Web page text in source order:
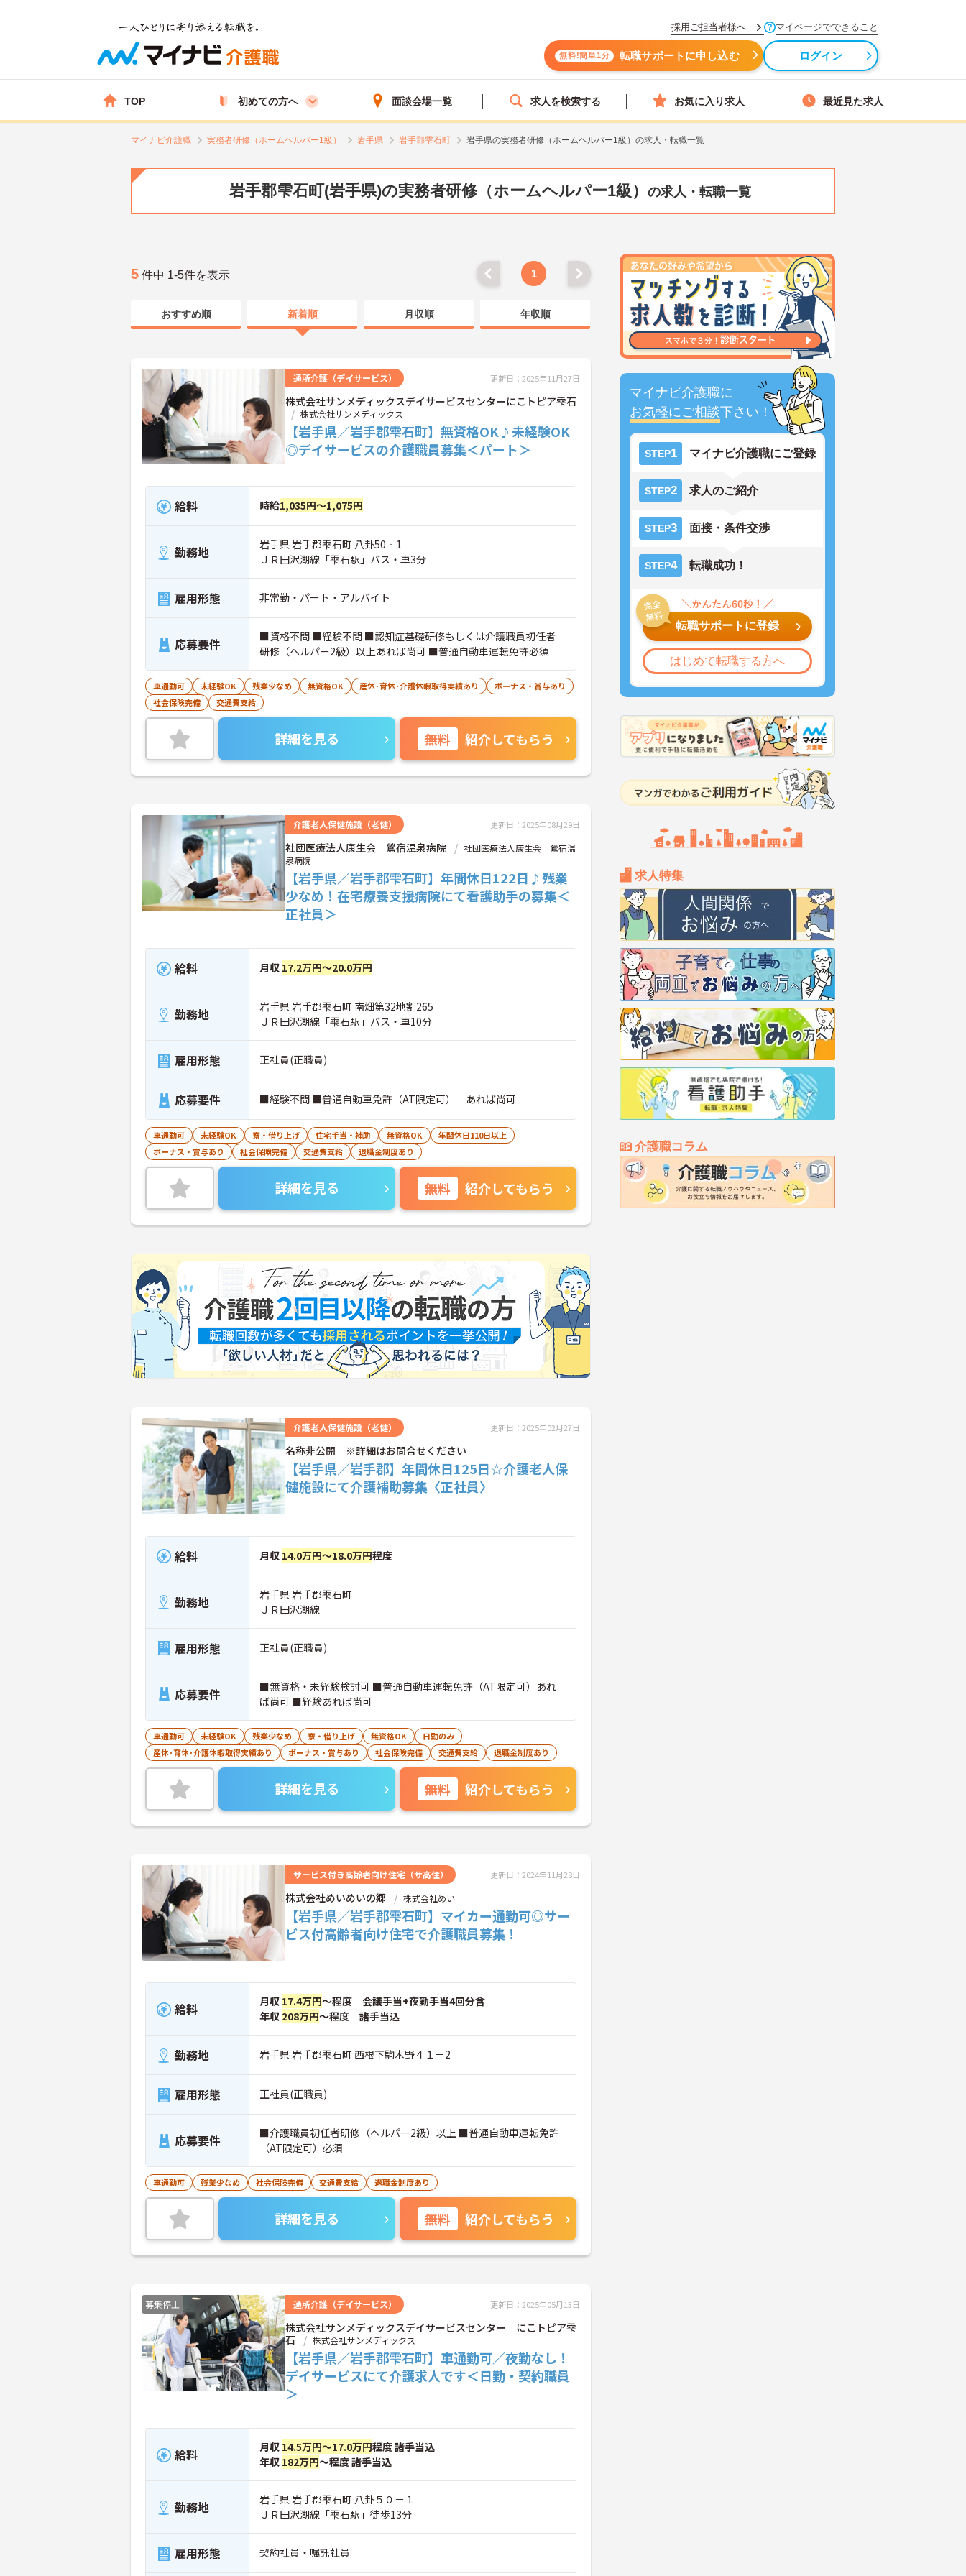
採用ご担当者様へ マイページでできること
無料!簡単1分 転職サポートに申し込む ログイン
TOP 初めての方へ 面談会場一覧 求人を検索する お気に入り求人 最近見た求人
マイナビ介護職 実務者研修（ホームヘルパー1級） 岩手県 岩手郡雫石町 岩手県の実務者研修（ホームヘルパー1級）の求人・転職一覧
岩手郡雫石町(岩手県)の実務者研修（ホームヘルパー1級） の求人・転職一覧
マイナビ介護職に
お気軽にご相談下さい！
STEP1 マイナビ介護職にご登録
STEP2 求人のご紹介
STEP3 面接・条件交渉
STEP4 転職成功！
転職サポートに登録
はじめて転職する方へ
求人特集
介護職コラム
5 件中 1-5件を表示 1
おすすめ順 新着順 月収順 年収順
通所介護（デイサービス） 更新日：2025年11月27日
株式会社サンメディックスデイサービスセンターにこトピア雫石
株式会社サンメディックス
【岩手県／岩手郡雫石町】無資格OK♪未経験OK
◎デイサービスの介護職員募集＜パート＞
給料 時給1,035円～1,075円
勤務地
岩手県 岩手郡雫石町 八卦50‐1
ＪＲ田沢湖線「雫石駅」バス・車3分
雇用形態 非常勤・パート・アルバイト
応募要件
■資格不問 ■経験不問 ■認知症基礎研修もしくは介護職員初任者
研修（ヘルパー2級）以上あれば尚可 ■普通自動車運転免許必須
車通勤可 未経験OK 残業少なめ 無資格OK 産休･育休･介護休暇取得実績あり
ボーナス・賞与あり
社会保険完備
交通費支給
詳細を見る 無料 紹介してもらう
介護老人保健施設（老健） 更新日：2025年08月29日
社団医療法人康生会 鶯宿温泉病院
社団医療法人康生会 鶯宿温
泉病院
【岩手県／岩手郡雫石町】年間休日122日♪残業
少なめ！在宅療養支援病院にて看護助手の募集＜
正社員＞
給料 月収 17.2万円～20.0万円
勤務地
岩手県 岩手郡雫石町 南畑第32地割265
ＪＲ田沢湖線「雫石駅」バス・車10分
雇用形態 正社員(正職員)
応募要件 ■経験不問 ■普通自動車免許（AT限定可） あれば尚可
車通勤可 未経験OK 寮・借り上げ 住宅手当・補助 無資格OK
年間休日110日以上
ボーナス・賞与あり
社会保険完備 交通費支給 退職金制度あり
詳細を見る 無料 紹介してもらう
介護老人保健施設（老健） 更新日：2025年02月27日
名称非公開 ※詳細はお問合せください
【岩手県／岩手郡】年間休日125日☆介護老人保
健施設にて介護補助募集〈正社員〉
給料 月収 14.0万円～18.0万円程度
勤務地
岩手県 岩手郡雫石町
ＪＲ田沢湖線
雇用形態 正社員(正職員)
応募要件
■無資格・未経験検討可 ■普通自動車運転免許（AT限定可）あれ
ば尚可 ■経験あれば尚可
車通勤可 未経験OK 残業少なめ 寮・借り上げ 無資格OK
日勤のみ
産休･育休･介護休暇取得実績あり
ボーナス・賞与あり 社会保険完備 交通費支給 退職金制度あり
詳細を見る 無料 紹介してもらう
サービス付き高齢者向け住宅（サ高住） 更新日：2024年11月28日
株式会社めいめいの郷 株式会社めい
【岩手県／岩手郡雫石町】マイカー通勤可◎サー
ビス付高齢者向け住宅で介護職員募集！
給料 月収 17.4万円～程度 会議手当+夜勤手当4回分含
年収 208万円～程度 諸手当込
勤務地 岩手県 岩手郡雫石町 西根下駒木野４１－2
雇用形態 正社員(正職員)
応募要件
■介護職員初任者研修（ヘルパー2級）以上 ■普通自動車運転免許
（AT限定可）必須
車通勤可 残業少なめ 社会保険完備 交通費支給 退職金制度あり
詳細を見る 無料 紹介してもらう
募集停止 通所介護（デイサービス） 更新日：2025年05月13日
株式会社サンメディックスデイサービスセンター にこトピア雫
石
株式会社サンメディックス
【岩手県／岩手郡雫石町】車通勤可／夜勤なし！
デイサービスにて介護求人です＜日勤・契約職員
＞
給料 月収 14.5万円～17.0万円程度 諸手当込
年収 182万円～程度 諸手当込
勤務地
岩手県 岩手郡雫石町 八卦５０－１
ＪＲ田沢湖線「雫石駅」徒歩13分
雇用形態 契約社員・嘱託社員